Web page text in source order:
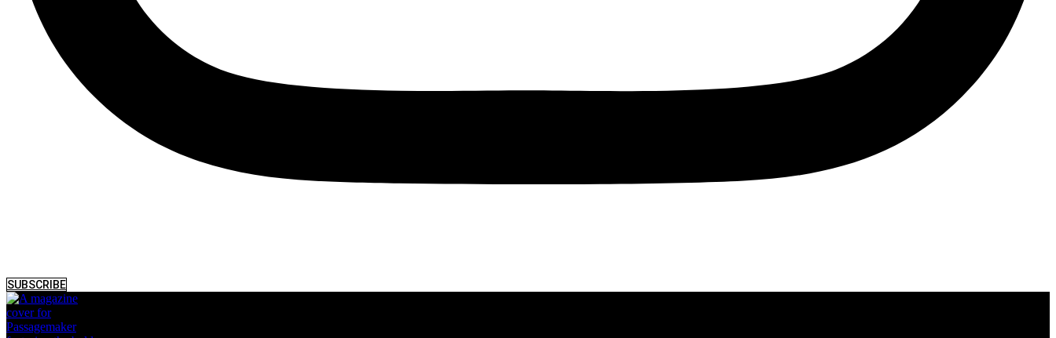
SUBSCRIBE